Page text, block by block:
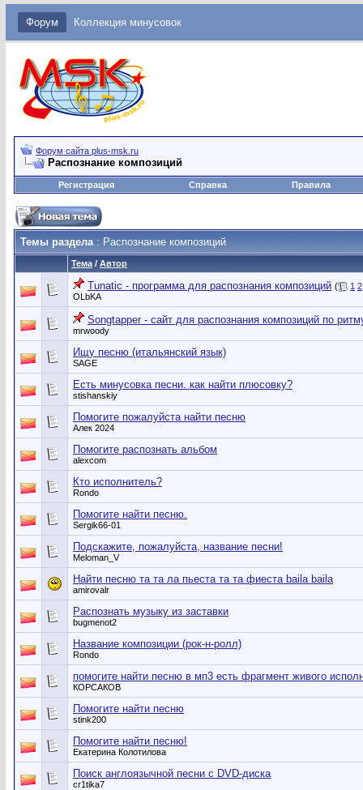
Форум Коллекция минусовок
Форум сайта plus-msk.ru
Распознание композиций
Регистрация Справка Правила
Темы раздела: Распознание композиций
Тема / Автор
Tunatic - программа для распознания композиций ( 1 2
OLbKA
Songtapper - сайт для распознания композиций по
mrwoody
Ищу песню (итальянский язык)
SAGE
Есть минусовка песни. как найти плюсовку?
stishanskiy
Помогите пожалуйста найти песню
Алек 2024
Помогите распознать альбом
alexcom
Кто исполнитель?
Rondo
Помогите найти песню.
Sergik66-01
Подскажите, пожалуйста, название песни!
Meloman_V
Найти песню та та ла пьеста та та фиеста baila baila
amirovalr
Распознать музыку из заставки
bugmenot2
Название композиции (рок-н-ролл)
Rondo
помогите найти песню в мп3 есть фрагмент живого
КОРСАКОВ
Помогите найти песню
stink200
Помогите найти песню!
Екатерина Колотилова
Поиск англоязычной песни с DVD-диска
cr1tika7